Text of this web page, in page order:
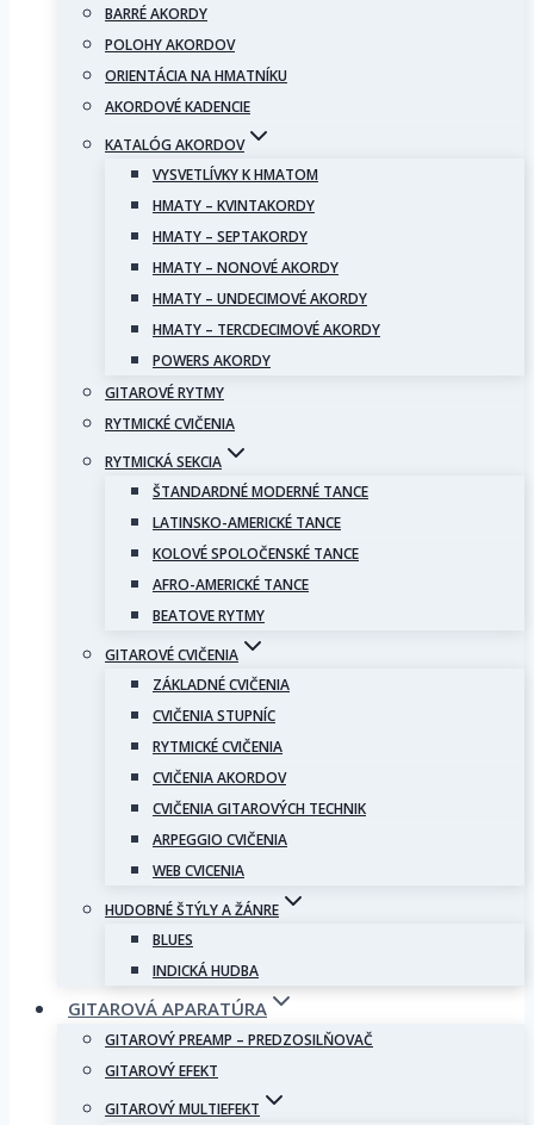
BARRÉ AKORDY
POLOHY AKORDOV
ORIENTÁCIA NA HMATNÍKU
AKORDOVÉ KADENCIE
KATALÓG AKORDOV
VYSVETLÍVKY K HMATOM
HMATY – KVINTAKORDY
HMATY – SEPTAKORDY
HMATY – NONOVÉ AKORDY
HMATY – UNDECIMOVÉ AKORDY
HMATY – TERCDECIMOVÉ AKORDY
POWERS AKORDY
GITAROVÉ RYTMY
RYTMICKÉ CVIČENIA
RYTMICKÁ SEKCIA
ŠTANDARDNÉ MODERNÉ TANCE
LATINSKO-AMERICKÉ TANCE
KOLOVÉ SPOLOČENSKÉ TANCE
AFRO-AMERICKÉ TANCE
BEATOVE RYTMY
GITAROVÉ CVIČENIA
ZÁKLADNÉ CVIČENIA
CVIČENIA STUPNÍC
RYTMICKÉ CVIČENIA
CVIČENIA AKORDOV
CVIČENIA GITAROVÝCH TECHNIK
ARPEGGIO CVIČENIA
WEB CVICENIA
HUDOBNÉ ŠTÝLY A ŽÁNRE
BLUES
INDICKÁ HUDBA
GITAROVÁ APARATÚRA
GITAROVÝ PREAMP – PREDZOSILŇOVAČ
GITAROVÝ EFEKT
GITAROVÝ MULTIEFEKT